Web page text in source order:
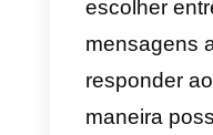
que
suas